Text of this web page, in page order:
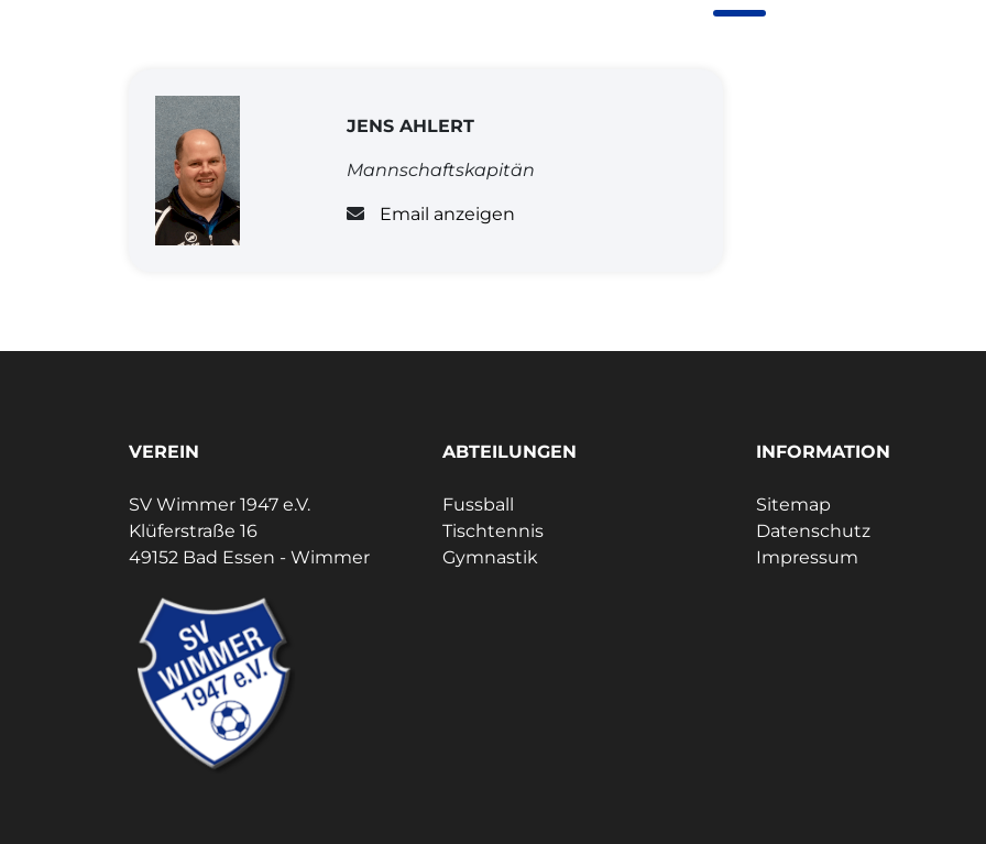
JENS AHLERT
Mannschaftskapitän
Email anzeigen
VEREIN
SV Wimmer 1947 e.V.
Klüferstraße 16
49152 Bad Essen - Wimmer
ABTEILUNGEN
Fussball
Tischtennis
Gymnastik
INFORMATION
Sitemap
Datenschutz
Impressum